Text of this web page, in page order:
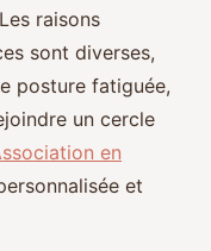
raisons
sont diverses,
posture fatiguée,
un cercle
en
et